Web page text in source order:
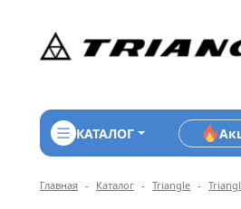
КАТАЛОГ
Навигация
Главная Каталог Triangle